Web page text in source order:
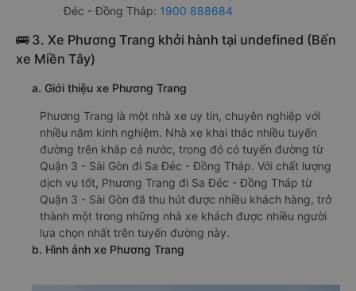
Đéc - Đồng Tháp: 1900 888684
🚌 3. Xe Phương Trang khởi hành tại undefined (Bến
xe Miền Tây)
a. Giới thiệu xe Phương Trang
Phương Trang là một nhà xe uy tín, chuyên nghiệp với
nhiều năm kinh nghiệm. Nhà xe khai thác nhiều tuyến
đường trên khắp cả nước, trong đó có tuyến đường từ
Quận 3 - Sài Gòn đi Sa Đéc - Đồng Tháp. Với chất lượng
dịch vụ tốt, Phương Trang đi Sa Đéc - Đồng Tháp từ
Quận 3 - Sài Gòn đã thu hút được nhiều khách hàng, trở
thành một trong những nhà xe khách được nhiều người
lựa chọn nhất trên tuyến đường này.
b. Hình ảnh xe Phương Trang